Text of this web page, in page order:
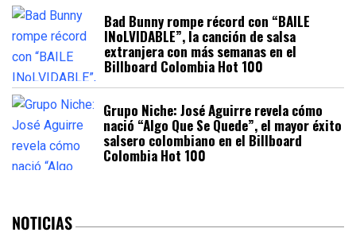
Bad Bunny rompe récord con “BAILE
INoLVIDABLE”, la canción de salsa
extranjera con más semanas en el
Billboard Colombia Hot 100
Grupo Niche: José Aguirre revela cómo
nació “Algo Que Se Quede”, el mayor éxito
salsero colombiano en el Billboard
Colombia Hot 100
NOTICIAS